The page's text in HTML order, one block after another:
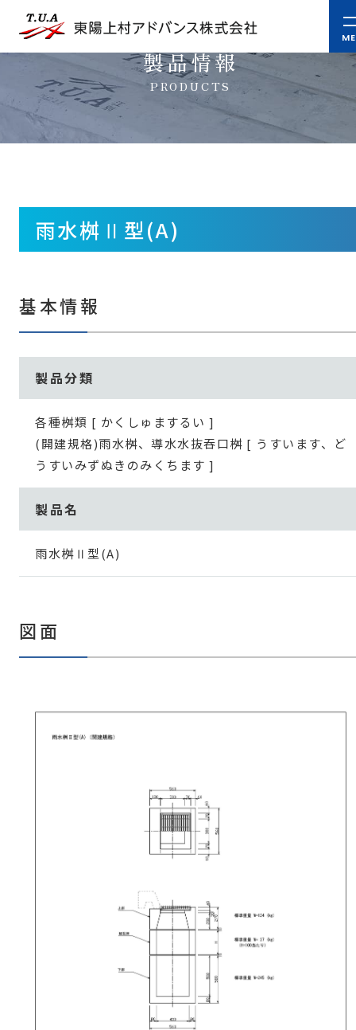
製品情報
PRODUCTS
雨水桝Ⅱ型(A)
基本情報
製品分類
各種桝類 [ かくしゅまするい ]
(開建規格)雨水桝、導水水抜吞口桝 [ うすいます、ど
うすいみずぬきのみくちます ]
製品名
雨水桝Ⅱ型(A)
図面